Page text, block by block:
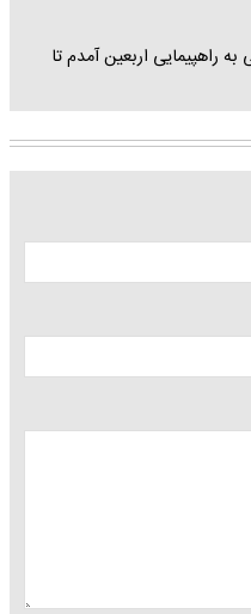
به راهپیمایی اربعین آمدم تا